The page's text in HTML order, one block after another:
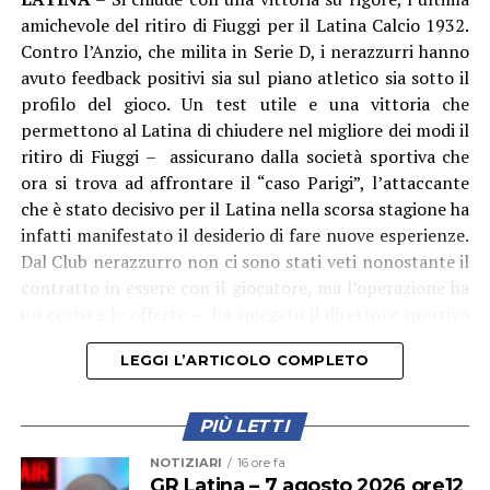
“La consegna della Torcia Olimpica – aggiunge
l’assessore allo Sport Andrea Chiarato – rappresenta il
durato mesi, che ha visto il contributo appassionato e
fondamentale di centinaia di persone: dagli uffici
realtà sportive del territorio. È ancora vivo in tutti noi il
ricordo di quella giornata straordinaria: 38 tedofori che,
con emozione e orgoglio, hanno scortato il fuoco sacro
amichevole del ritiro di Fiuggi per il Latina Calcio 1932.
Contro l’Anzio, che milita in Serie D, i nerazzurri hanno
avuto feedback positivi sia sul piano atletico sia sotto il
profilo del gioco. Un test utile e una vittoria che
permettono al Latina di chiudere nel migliore dei modi il
ritiro di Fiuggi – assicurano dalla società sportiva che
ora si trova ad affrontare il “caso Parigi”, l’attaccante
che è stato decisivo per il Latina nella scorsa stagione ha
infatti manifestato il desiderio di fare nuove esperienze.
Dal Club nerazzurro non ci sono stati veti nonostante il
contratto in essere con il giocatore, ma l’operazione ha
Condò – dovranno arrivare entro il 15 agosto.
LEGGI L’ARTICOLO COMPLETO
PIÙ LETTI
NOTIZIARI 16 ore fa
GR Latina – 7 agosto 2026 ore12